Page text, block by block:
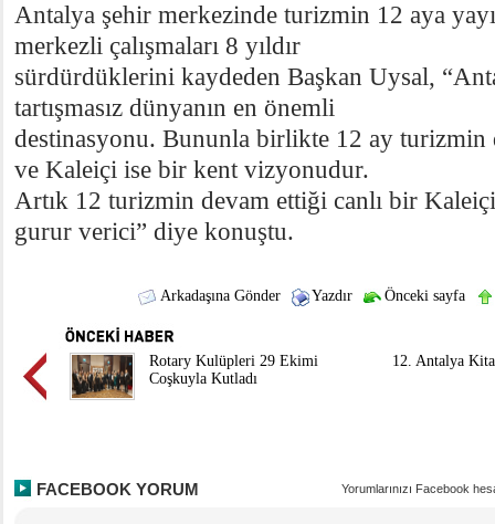
Antalya şehir merkezinde turizmin 12 aya
merkezli çalışmaları 8 yıldır
sürdürdüklerini kaydeden Başkan Uysal,
tartışmasız dünyanın en önemli
destinasyonu. Bununla birlikte 12 ay turizmin
ve Kaleiçi ise bir kent vizyonudur.
Artık 12 turizmin devam ettiği canlı bir
gurur verici” diye konuştu.
Arkadaşına Gönder Yazdır Önceki sayfa
Rotary Kulüpleri 29 Ekimi
Coşkuyla Kutladı
12. Antalya
FACEBOOK YORUM Yorumlarınızı Facebook